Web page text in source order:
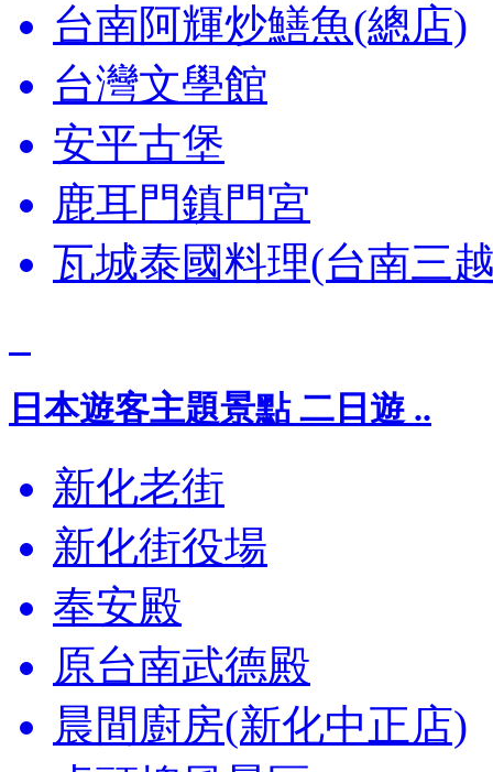
台南阿輝炒鱔魚(總店)
台灣文學館
安平古堡
鹿耳門鎮門宮
瓦城泰國料理(台南三
日本遊客主題景點 二日遊 ..
新化老街
新化街役場
奉安殿
原台南武德殿
晨間廚房(新化中正店)